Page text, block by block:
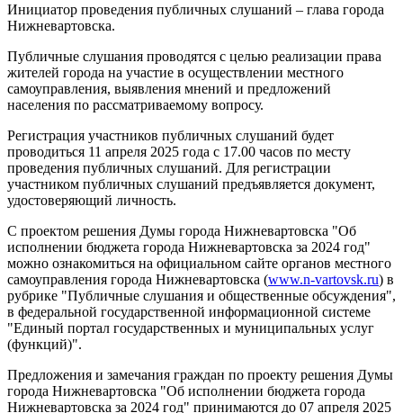
Инициатор проведения публичных слушаний – глава города
Нижневартовска.
Публичные слушания проводятся с целью реализации права
жителей города на участие в осуществлении местного
самоуправления, выявления мнений и предложений
населения по рассматриваемому вопросу.
Регистрация участников публичных слушаний будет
проводиться 11 апреля 2025 года с 17.00 часов по месту
проведения публичных слушаний. Для регистрации
участником публичных слушаний предъявляется документ,
удостоверяющий личность.
С проектом решения Думы города Нижневартовска "Об
исполнении бюджета города Нижневартовска за 2024 год"
можно ознакомиться на официальном сайте органов местного
самоуправления города Нижневартовска (www.n-vartovsk.ru) в
рубрике "Публичные слушания и общественные обсуждения",
в федеральной государственной информационной системе
"Единый портал государственных и муниципальных услуг
(функций)".
Предложения и замечания граждан по проекту решения Думы
города Нижневартовска "Об исполнении бюджета города
Нижневартовска за 2024 год" принимаются до 07 апреля 2025